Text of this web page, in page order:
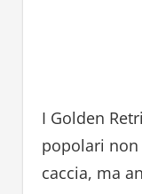
I Golden
popolari
caccia, ma